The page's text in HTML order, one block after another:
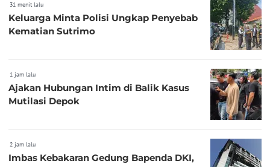
31 menit lalu
Keluarga Minta Polisi Ungkap Penyebab
Kematian Sutrimo
1 jam lalu
Ajakan Hubungan Intim di Balik Kasus
Mutilasi Depok
2 jam lalu
Imbas Kebakaran Gedung Bapenda DKI,